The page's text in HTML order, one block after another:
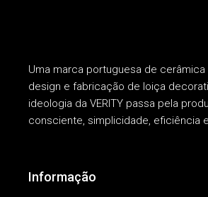
Uma marca portuguesa de
design e fabricação de loiça
ideologia da VERITY passa pela
consciente, simplicidade, eficiência
Informação